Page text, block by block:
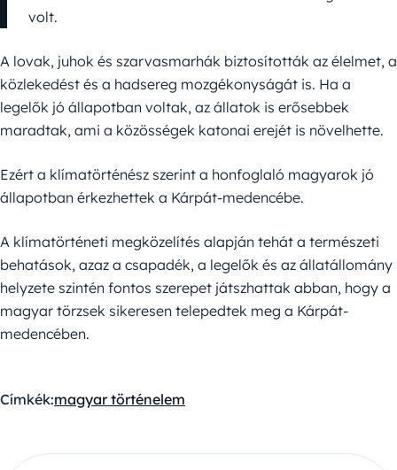
volt.
A lovak, juhok és szarvasmarhák biztosították az élelmet, a
közlekedést és a hadsereg mozgékonyságát is. Ha a
legelők jó állapotban voltak, az állatok is erősebbek
maradtak, ami a közösségek katonai erejét is növelhette.
Ezért a klímatörténész szerint a honfoglaló magyarok jó
állapotban érkezhettek a Kárpát-medencébe.
A klímatörténeti megközelítés alapján tehát a természeti
behatások, azaz a csapadék, a legelők és az állatállomány
helyzete szintén fontos szerepet játszhattak abban, hogy a
magyar törzsek sikeresen telepedtek meg a Kárpát-
medencében.
Címkék:magyar történelem